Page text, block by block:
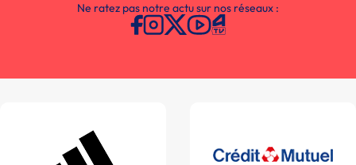
Ne ratez pas notre actu sur nos réseaux :